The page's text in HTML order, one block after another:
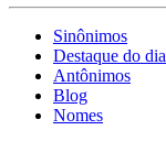
Sinônimos
Destaque do dia
Antônimos
Blog
Nomes